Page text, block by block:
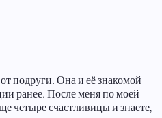
подруги. Она и её знакомой
ранее. После меня по моей
четыре счастливицы и знаете,